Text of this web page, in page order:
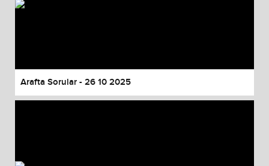
Arafta Sorular - 26 10 2025